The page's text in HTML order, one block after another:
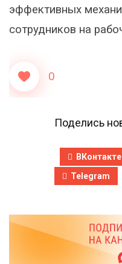
эффективных
сотрудников на
0
Поделись
ВКонтакте
Telegram